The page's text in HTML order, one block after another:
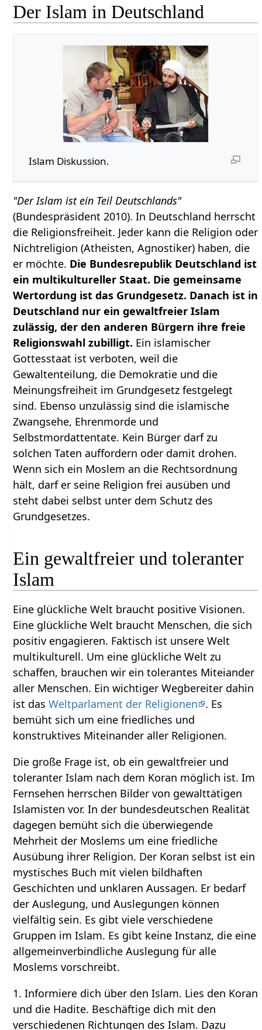
Der Islam in Deutschland
Islam Diskussion.
"Der Islam ist ein Teil Deutschlands"
(Bundespräsident 2010). In Deutschland herrscht
die Religionsfreiheit. Jeder kann die Religion oder
Nichtreligion (Atheisten, Agnostiker) haben, die
er möchte. Die Bundesrepublik Deutschland ist
ein multikultureller Staat. Die gemeinsame
Wertordung ist das Grundgesetz. Danach ist in
Deutschland nur ein gewaltfreier Islam
zulässig, der den anderen Bürgern ihre freie
Religionswahl zubilligt. Ein islamischer
Gottesstaat ist verboten, weil die
Gewaltenteilung, die Demokratie und die
Meinungsfreiheit im Grundgesetz festgelegt
sind. Ebenso unzulässig sind die islamische
Zwangsehe, Ehrenmorde und
Selbstmordattentate. Kein Bürger darf zu
solchen Taten auffordern oder damit drohen.
Wenn sich ein Moslem an die Rechtsordnung
hält, darf er seine Religion frei ausüben und
steht dabei selbst unter dem Schutz des
Grundgesetzes.
Ein gewaltfreier und toleranter
Islam
Eine glückliche Welt braucht positive Visionen.
Eine glückliche Welt braucht Menschen, die sich
positiv engagieren. Faktisch ist unsere Welt
multikulturell. Um eine glückliche Welt zu
schaffen, brauchen wir ein tolerantes Miteiander
aller Menschen. Ein wichtiger Wegbereiter dahin
ist dasWeltparlament der Religionen
. Es
bemüht sich um eine friedliches und
konstruktives Miteinander aller Religionen.
Die große Frage ist, ob ein gewaltfreier und
toleranter Islam nach dem Koran möglich ist. Im
Fernsehen herrschen Bilder von gewalttätigen
Islamisten vor. In der bundesdeutschen Realität
dagegen bemüht sich die überwiegende
Mehrheit der Moslems um eine friedliche
Ausübung ihrer Religion. Der Koran selbst ist ein
mystisches Buch mit vielen bildhaften
Geschichten und unklaren Aussagen. Er bedarf
der Auslegung, und Auslegungen können
vielfältig sein. Es gibt viele verschiedene
Gruppen im Islam. Es gibt keine Instanz, die eine
allgemeinverbindliche Auslegung für alle
Moslems vorschreibt.
1. Informiere dich über den Islam. Lies den Koran
und die Hadite. Beschäftige dich mit den
verschiedenen Richtungen des Islam. Dazu